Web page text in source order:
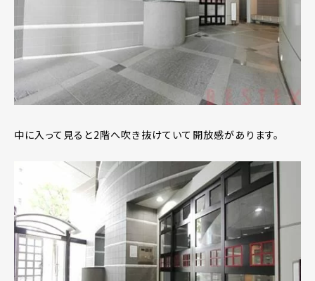
中に入って見ると2階へ吹き抜けていて開放感があります。